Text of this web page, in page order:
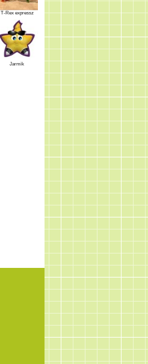
T-Rex expressz
Jarmik